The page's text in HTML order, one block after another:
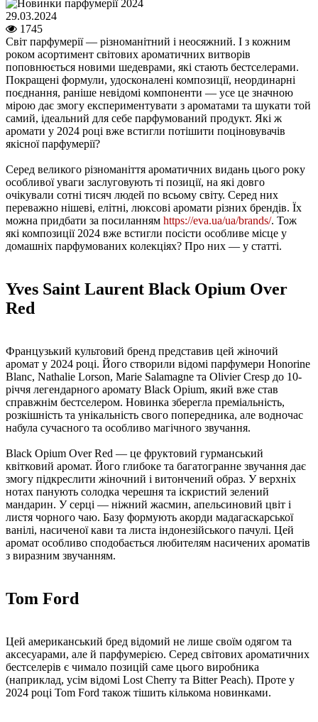
29.03.2024
1745
Світ парфумерії — різноманітний і неосяжний. І з кожним
роком асортимент світових ароматичних витворів
поповнюється новими шедеврами, які стають бестселерами.
Покращені формули, удосконалені композиції, неординарні
поєднання, раніше невідомі компоненти — усе це значною
мірою дає змогу експериментувати з ароматами та шукати той
самий, ідеальний для себе парфумований продукт. Які ж
аромати у 2024 році вже встигли потішити поціновувачів
якісної парфумерії?
Серед великого різноманіття ароматичних видань цього року
особливої уваги заслуговують ті позиції, на які довго
очікували сотні тисяч людей по всьому світу. Серед них
переважно нішеві, елітні, люксові аромати різних брендів. Їх
можна придбати за посиланням https://eva.ua/ua/brands/. Тож
які композиції 2024 вже встигли посісти особливе місце у
домашніх парфумованих колекціях? Про них — у статті.
Yves Saint Laurent Black Opium Over
Red
Французький культовий бренд представив цей жіночий
аромат у 2024 році. Його створили відомі парфумери Honorine
Blanc, Nathalie Lorson, Marie Salamagne та Olivier Cresp до 10-
річчя легендарного аромату Black Opium, який вже став
справжнім бестселером. Новинка зберегла преміальність,
розкішність та унікальність свого попередника, але водночас
набула сучасного та особливо магічного звучання.
Black Opium Over Red — це фруктовий гурманський
квітковий аромат. Його глибоке та багатогранне звучання дає
змогу підкреслити жіночний і витончений образ. У верхніх
нотах панують солодка черешня та іскристий зелений
мандарин. У серці — ніжний жасмин, апельсиновий цвіт і
листя чорного чаю. Базу формують акорди мадагаскарської
ванілі, насиченої кави та листа індонезійського пачулі. Цей
аромат особливо сподобається любителям насичених ароматів
з виразним звучанням.
Tom Ford
Цей американський бред відомий не лише своїм одягом та
аксесуарами, але й парфумерією. Серед світових ароматичних
бестселерів є чимало позицій саме цього виробника
(наприклад, усім відомі Lost Cherry та Bitter Peach). Проте у
2024 році Tom Ford також тішить кількома новинками.